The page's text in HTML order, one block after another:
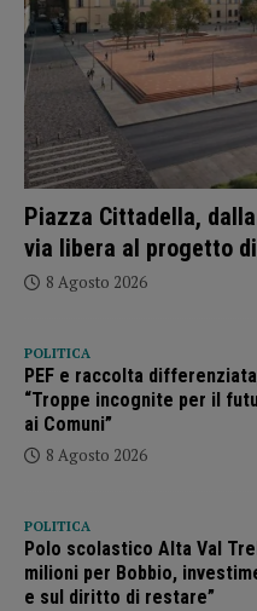
Piazza Cittadella,
via libera al progetto
8 Agosto 2026
POLITICA
PEF e raccolta
“Troppe incognite per il
ai Comuni”
8 Agosto 2026
POLITICA
Polo scolastico Alta Val
milioni per Bobbio,
e sul diritto di restare”